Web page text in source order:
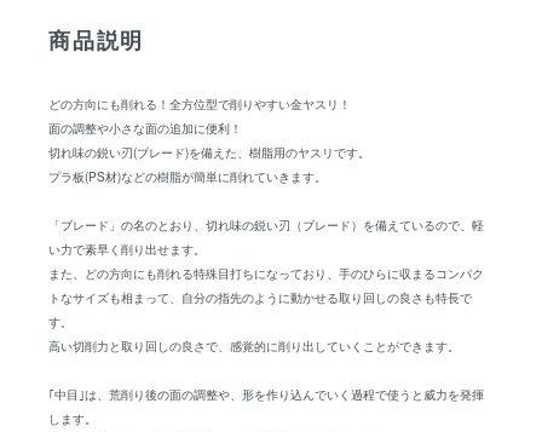
商品説明
どの方向にも削れる！全方位型で削りやすい金ヤスリ！
面の調整や小さな面の追加に便利！
切れ味の鋭い刃(ブレード)を備えた、樹脂用のヤスリです。
プラ板(PS材)などの樹脂が簡単に削れていきます。
「ブレード」の名のとおり、切れ味の鋭い刃（ブレード）を備えているので、軽
い力で素早く削り出せます。
また、どの方向にも削れる特殊目打ちになっており、手のひらに収まるコンパク
トなサイズも相まって、自分の指先のように動かせる取り回しの良さも特長で
す。
高い切削力と取り回しの良さで、感覚的に削り出していくことができます。
｢中目｣は、荒削り後の面の調整や、形を作り込んでいく過程で使うと威力を発揮
します。